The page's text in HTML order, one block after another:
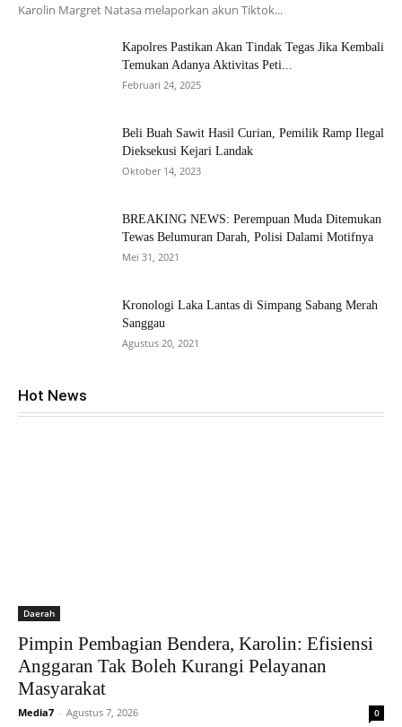
Karolin Margret Natasa melaporkan akun Tiktok...
Kapolres Pastikan Akan Tindak Tegas Jika Kembali
Temukan Adanya Aktivitas Peti...
Februari 24, 2025
Beli Buah Sawit Hasil Curian, Pemilik Ramp Ilegal
Dieksekusi Kejari Landak
Oktober 14, 2023
BREAKING NEWS: Perempuan Muda Ditemukan
Tewas Belumuran Darah, Polisi Dalami Motifnya
Mei 31, 2021
Kronologi Laka Lantas di Simpang Sabang Merah
Sanggau
Agustus 20, 2021
Hot News
Daerah
Pimpin Pembagian Bendera, Karolin: Efisiensi
Anggaran Tak Boleh Kurangi Pelayanan
Masyarakat
Media7 - Agustus 7, 2026 0